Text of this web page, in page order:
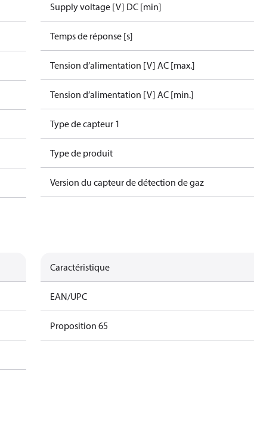
Supply voltage [V] DC [min]
Temps de réponse [s]
Tension d’alimentation [V] AC [max.]
Tension d’alimentation [V] AC [min.]
Type de capteur 1
Type de produit
Version du capteur de détection de gaz
Caractéristique
EAN/UPC
Proposition 65